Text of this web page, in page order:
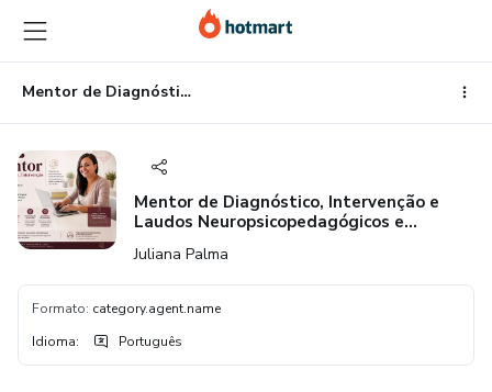
para
o
conteúdo
principal
para
o
pagamento
para
o
rodapé
Mentor de Diagnóstico, Intervenção e Laudos Neuropsicopedagógicos e Psicopedagogicos
Mentor de Diagnóstico, Intervenção e
Laudos Neuropsicopedagógicos e
Juliana Palma
Formato: category.agent.name
Idioma: Português